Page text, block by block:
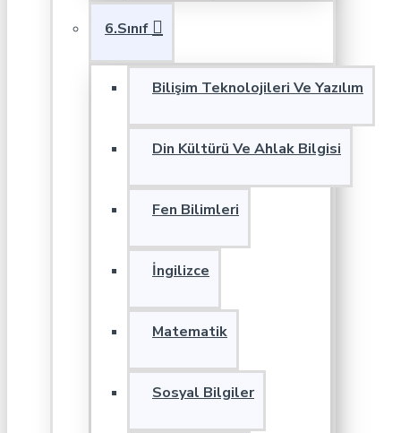
6.Sınıf
Bilişim Teknolojileri Ve Yazılım
Din Kültürü Ve Ahlak Bilgisi
Fen Bilimleri
İngilizce
Matematik
Sosyal Bilgiler